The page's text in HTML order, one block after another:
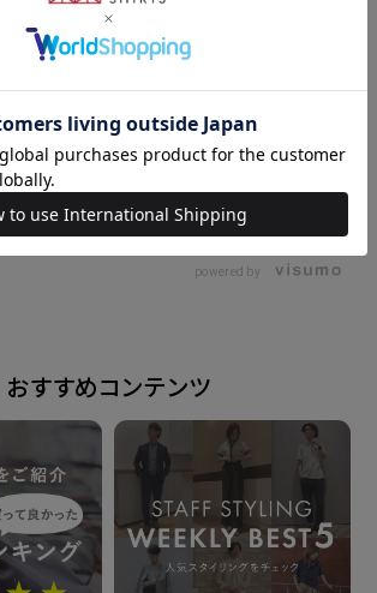
お洗濯時は 衣類の組合わせにご注意くだ
日
powered by
おすすめコンテンツ